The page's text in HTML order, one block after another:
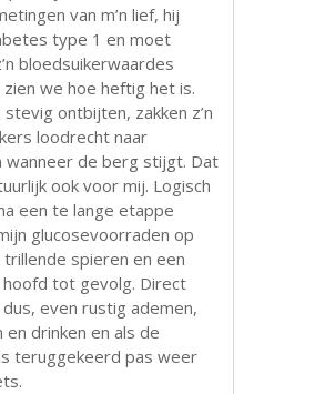
van m’n lief, hij
type 1 en moet
bloedsuikerwaardes
zien we hoe heftig het is.
stevig ontbijten, zakken z’n
loodrecht naar
wanneer de berg stijgt. Dat
ook voor mij. Logisch
een te lange etappe
glucosevoorraden op
spieren en een
tot gevolg. Direct
even rustig ademen,
drinken en als de
teruggekeerd pas weer